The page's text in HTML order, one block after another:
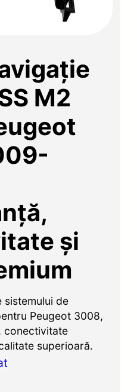
M2
și
sistemului de
Peugeot 3008,
conectivitate
superioară.